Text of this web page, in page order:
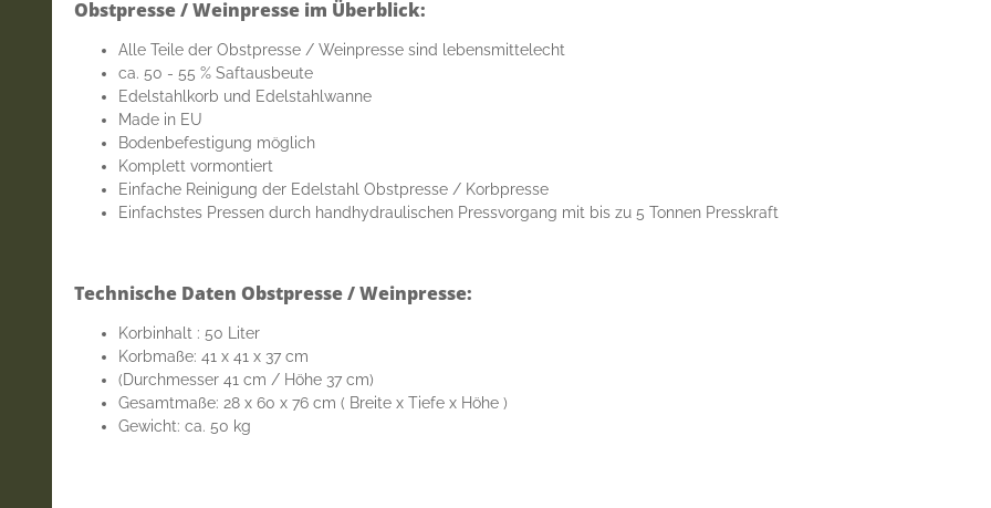
Obstpresse / Weinpresse im Überblick:
Alle Teile der Obstpresse / Weinpresse sind lebensmittelecht
ca. 50 - 55 % Saftausbeute
Edelstahlkorb und Edelstahlwanne
Made in EU
Bodenbefestigung möglich
Komplett vormontiert
Einfache Reinigung der Edelstahl Obstpresse / Korbpresse
Einfachstes Pressen durch handhydraulischen Pressvorgang mit bis zu 5 Tonnen Presskraft
Technische Daten Obstpresse / Weinpresse:
Korbinhalt : 50 Liter
Korbmaße: 41 x 41 x 37 cm
(Durchmesser 41 cm / Höhe 37 cm)
Gesamtmaße: 28 x 60 x 76 cm ( Breite x Tiefe x Höhe )
Gewicht: ca. 50 kg